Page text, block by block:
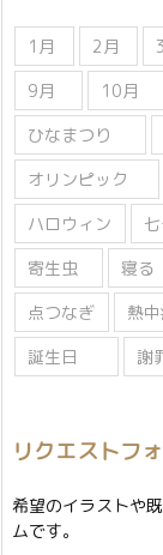
1月 2月
9月
10月
ひなまつり
オリンピック
ハロウィン
寄生虫
寝る
点つなぎ
熱
誕生日
謝
リクエストフ
希望のイラストや
ムです。